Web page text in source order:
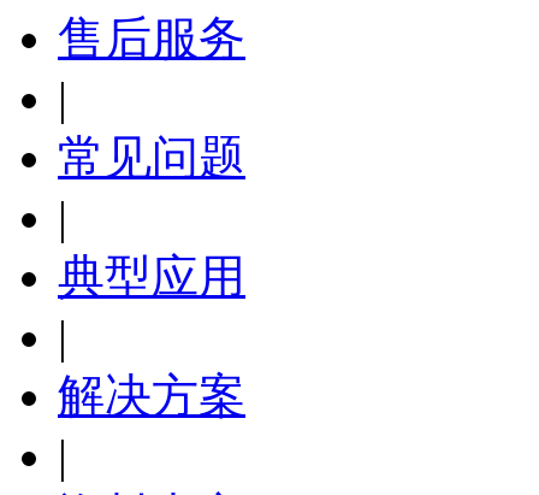
售后服务
|
常见问题
|
典型应用
|
解决方案
|